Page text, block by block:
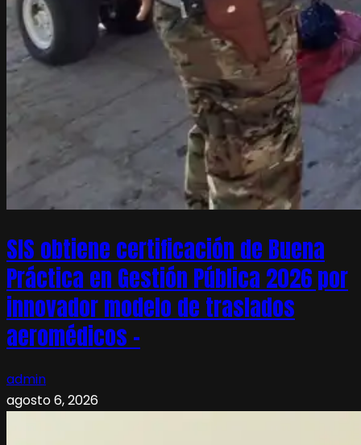
SIS obtiene certificación de Buena
Práctica en Gestión Pública 2026 por
innovador modelo de traslados
aeromédicos –
admin
agosto 6, 2026